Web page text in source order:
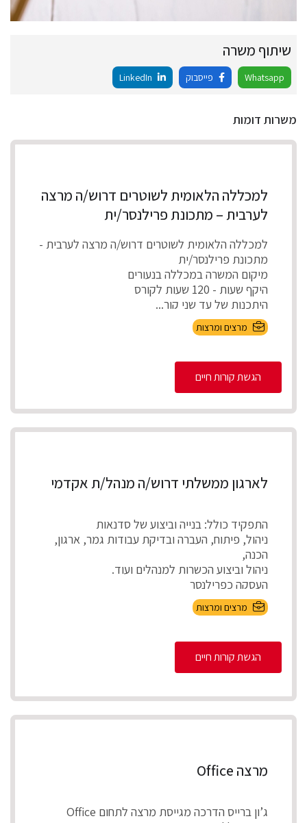
שיתוף משרה
Whatsapp פייסבוק
משרות דומות
למכללה הלאומית לשוטרים דרוש/ה מרצה
לערבית – מתכונת פרילנסר/ית
למכללה הלאומית לשוטרים דרוש/ה מרצה לערבית -
מתכונת פרילנסר/ית
מיקום המשרה במכללה בנעורים
היקף שעות - 120 שעות לקורס
היתכנות של עד שני קור...
מרצים ומרצות
הגשת קורות חיים
לארגון ממשלתי דרוש/ה מנהל/ת אקדמי
התפקיד כולל: בנייה וביצוע של סדנאות
ניהול, פיתוח, העברה ובדיקת עבודות גמר, ארגון,
הכנה,
ניהול וביצוע הכשרות למנהלים ועוד.
העסקה כפרילנסר
...
מרצים ומרצות
הגשת קורות חיים
מרצה Office
ג’ון ברייס הדרכה מגייסת מרצה לתחום Office